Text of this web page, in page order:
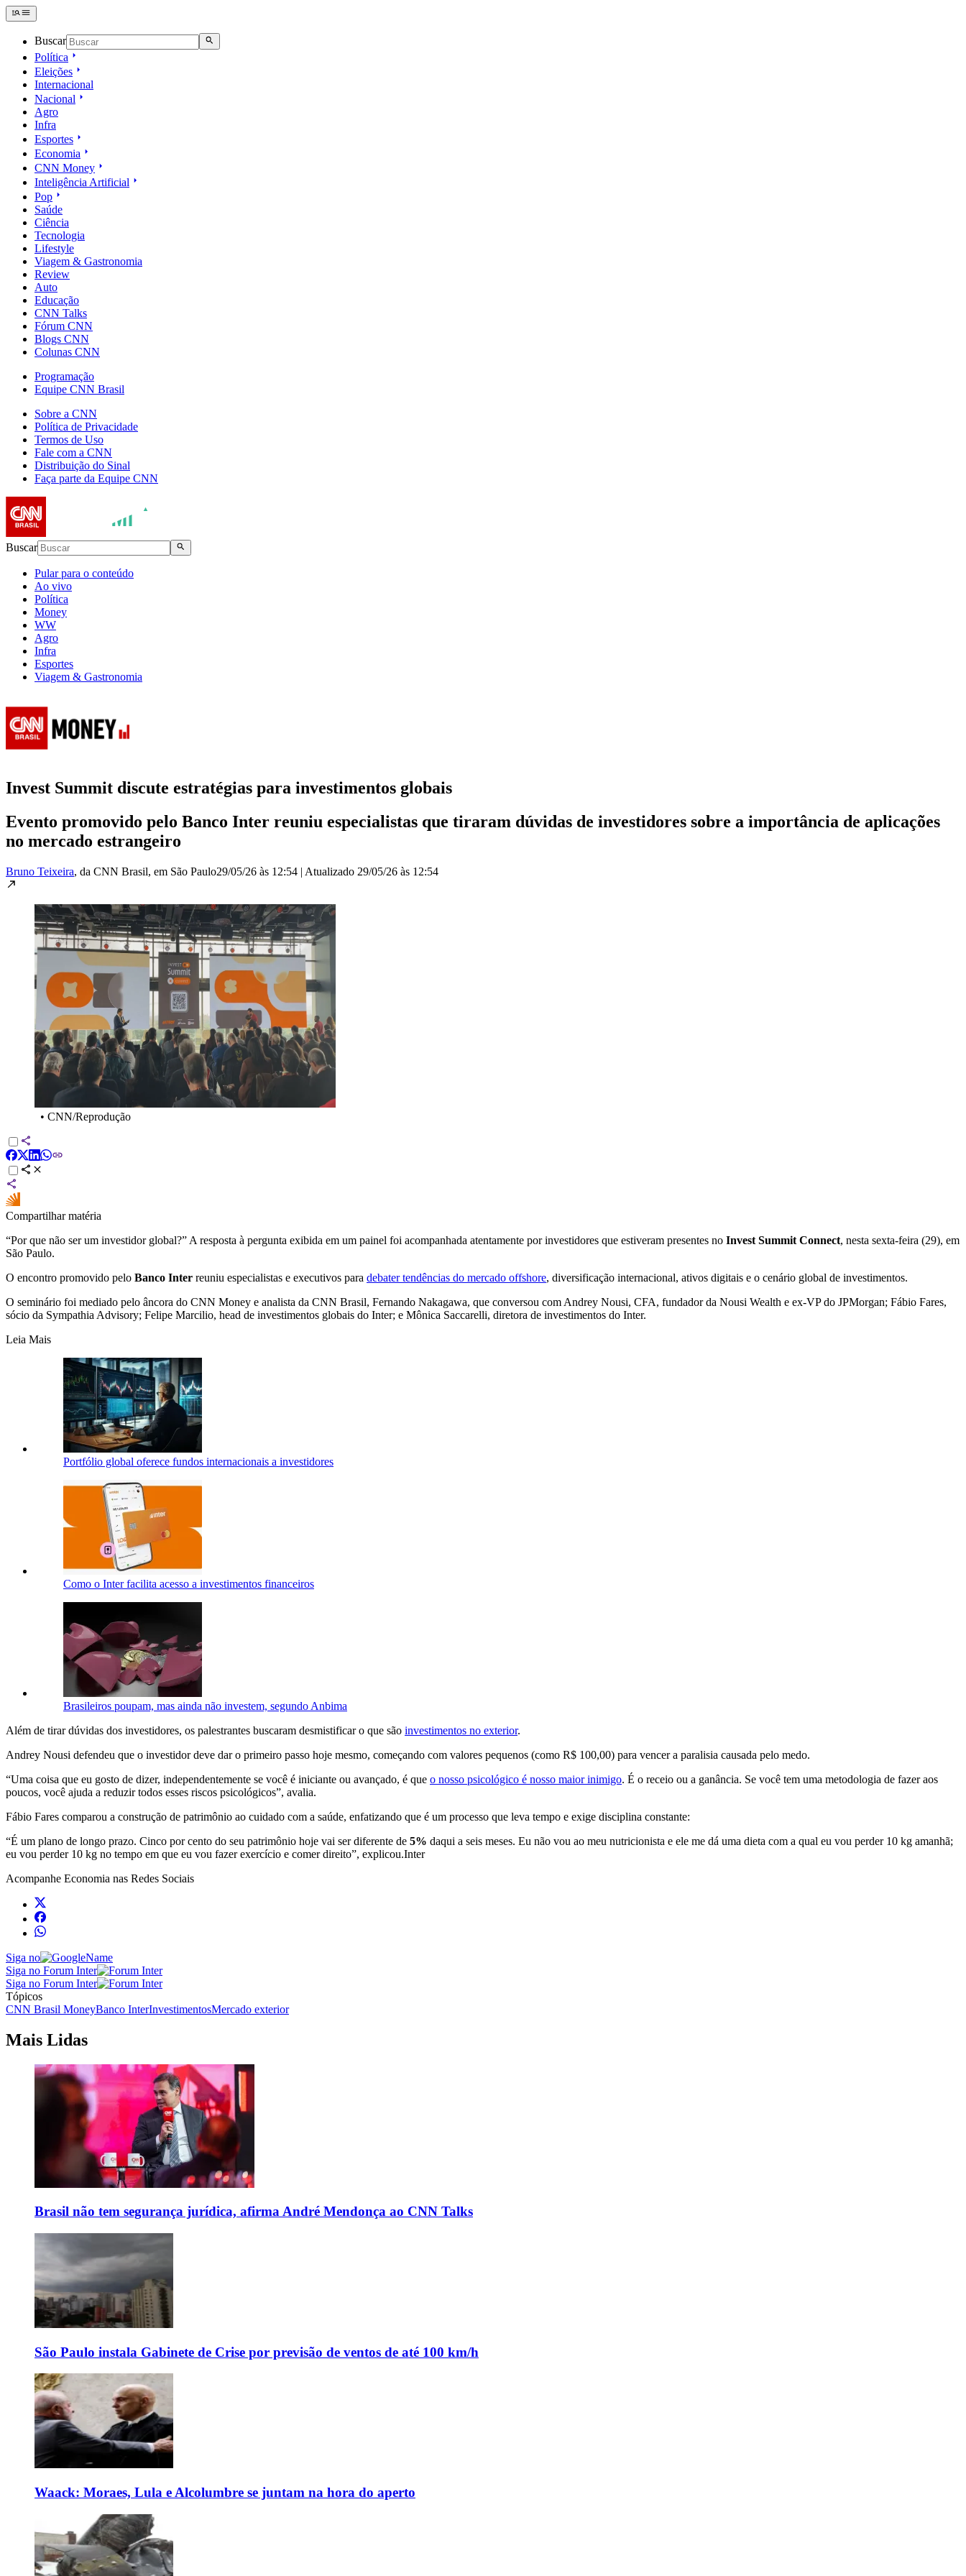
Buscar
Política
Eleições
Internacional
Nacional
Agro
Infra
Esportes
Economia
CNN Money
Inteligência Artificial
Pop
Saúde
Ciência
Tecnologia
Lifestyle
Viagem & Gastronomia
Review
Auto
Educação
CNN Talks
Fórum CNN
Blogs CNN
Colunas CNN
Programação
Equipe CNN Brasil
Sobre a CNN
Política de Privacidade
Termos de Uso
Fale com a CNN
Distribuição do Sinal
Faça parte da Equipe CNN
Buscar
Pular para o conteúdo
Ao vivo
Política
Money
WW
Agro
Infra
Esportes
Viagem & Gastronomia
Invest Summit discute estratégias para investimentos globais
Evento promovido pelo Banco Inter reuniu especialistas que tiraram dúvidas de investidores sobre a importância de aplicações
no mercado estrangeiro
Bruno Teixeira, da CNN Brasil, em São Paulo29/05/26 às 12:54 | Atualizado 29/05/26 às 12:54
• CNN/Reprodução
Compartilhar matéria
“Por que não ser um investidor global?” A resposta à pergunta exibida em um painel foi acompanhada atentamente por investidores que estiveram presentes no Invest Summit Connect, nesta sexta-feira (29), em
São Paulo.
O encontro promovido pelo Banco Inter reuniu especialistas e executivos para debater tendências do mercado offshore, diversificação internacional, ativos digitais e o cenário global de investimentos.
O seminário foi mediado pelo âncora do CNN Money e analista da CNN Brasil, Fernando Nakagawa, que conversou com Andrey Nousi, CFA, fundador da Nousi Wealth e ex-VP do JPMorgan; Fábio Fares,
sócio da Sympathia Advisory; Felipe Marcilio, head de investimentos globais do Inter; e Mônica Saccarelli, diretora de investimentos do Inter.
Leia Mais
Portfólio global oferece fundos internacionais a investidores
Como o Inter facilita acesso a investimentos financeiros
Brasileiros poupam, mas ainda não investem, segundo Anbima
Além de tirar dúvidas dos investidores, os palestrantes buscaram desmistificar o que são investimentos no exterior.
Andrey Nousi defendeu que o investidor deve dar o primeiro passo hoje mesmo, começando com valores pequenos (como R$ 100,00) para vencer a paralisia causada pelo medo.
“Uma coisa que eu gosto de dizer, independentemente se você é iniciante ou avançado, é que o nosso psicológico é nosso maior inimigo. É o receio ou a ganância. Se você tem uma metodologia de fazer aos
poucos, você ajuda a reduzir todos esses riscos psicológicos”, avalia.
Fábio Fares comparou a construção de patrimônio ao cuidado com a saúde, enfatizando que é um processo que leva tempo e exige disciplina constante:
“É um plano de longo prazo. Cinco por cento do seu patrimônio hoje vai ser diferente de 5% daqui a seis meses. Eu não vou ao meu nutricionista e ele me dá uma dieta com a qual eu vou perder 10 kg amanhã;
eu vou perder 10 kg no tempo em que eu vou fazer exercício e comer direito”, explicou.Inter
Acompanhe Economia nas Redes Sociais
Siga no
Siga no Forum Inter
Siga no Forum Inter
Tópicos
CNN Brasil MoneyBanco InterInvestimentosMercado exterior
Mais Lidas
Brasil não tem segurança jurídica, afirma André Mendonça ao CNN Talks
São Paulo instala Gabinete de Crise por previsão de ventos de até 100 km/h
Waack: Moraes, Lula e Alcolumbre se juntam na hora do aperto